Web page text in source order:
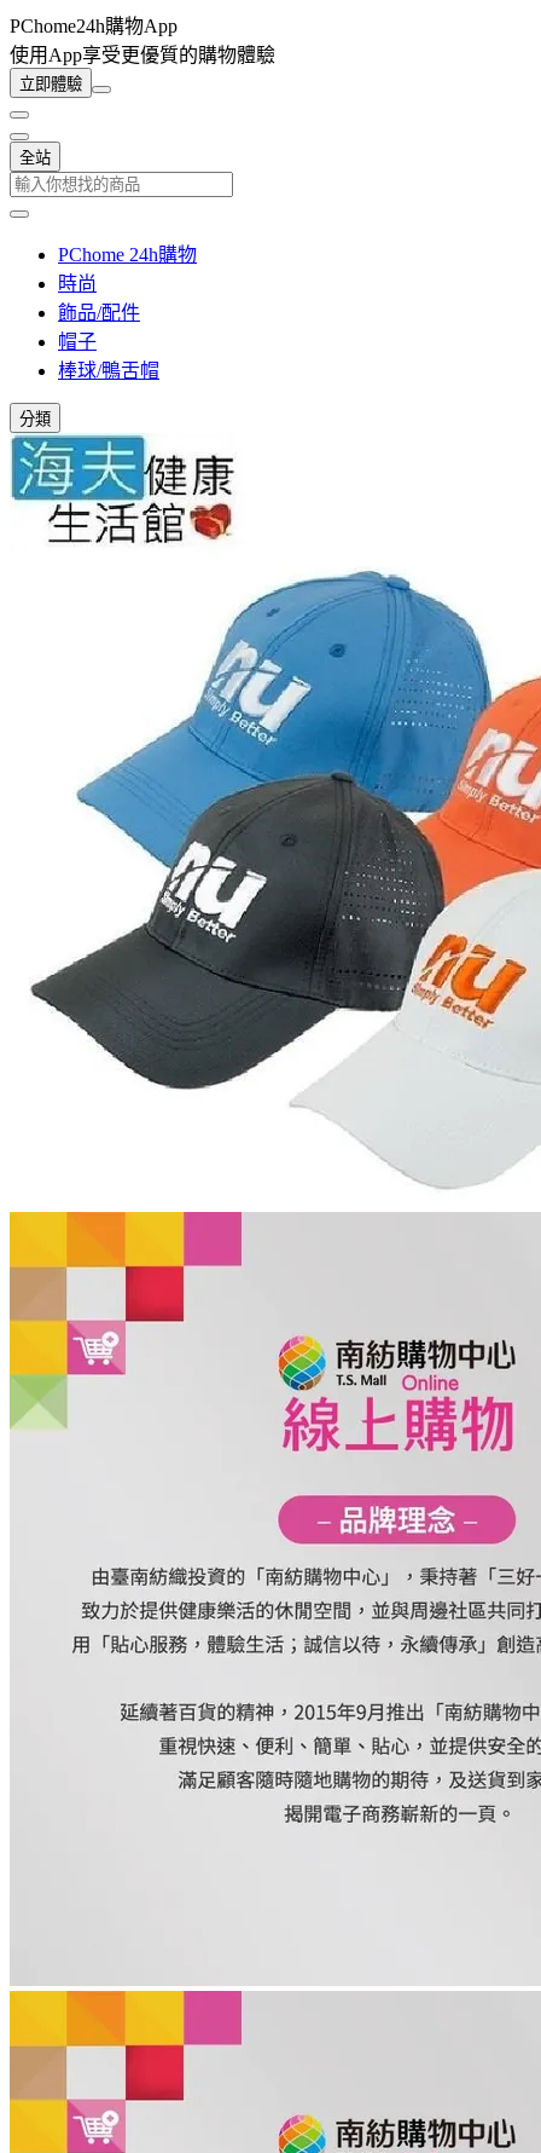
PChome24h購物App
使用App享受更優質的購物體驗
立即體驗
全站
PChome 24h購物
時尚
飾品/配件
帽子
棒球/鴨舌帽
分類